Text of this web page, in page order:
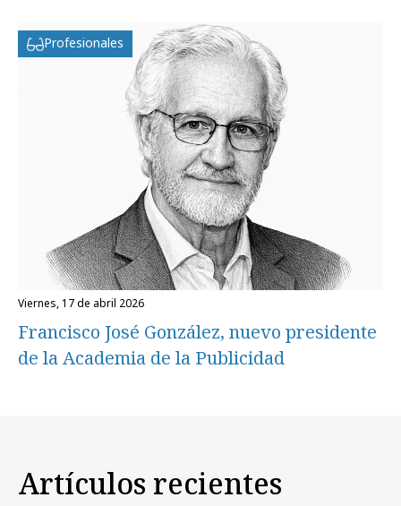
Profesionales
viernes, 17 de abril 2026
Francisco José González, nuevo presidente
de la Academia de la Publicidad
Artículos recientes